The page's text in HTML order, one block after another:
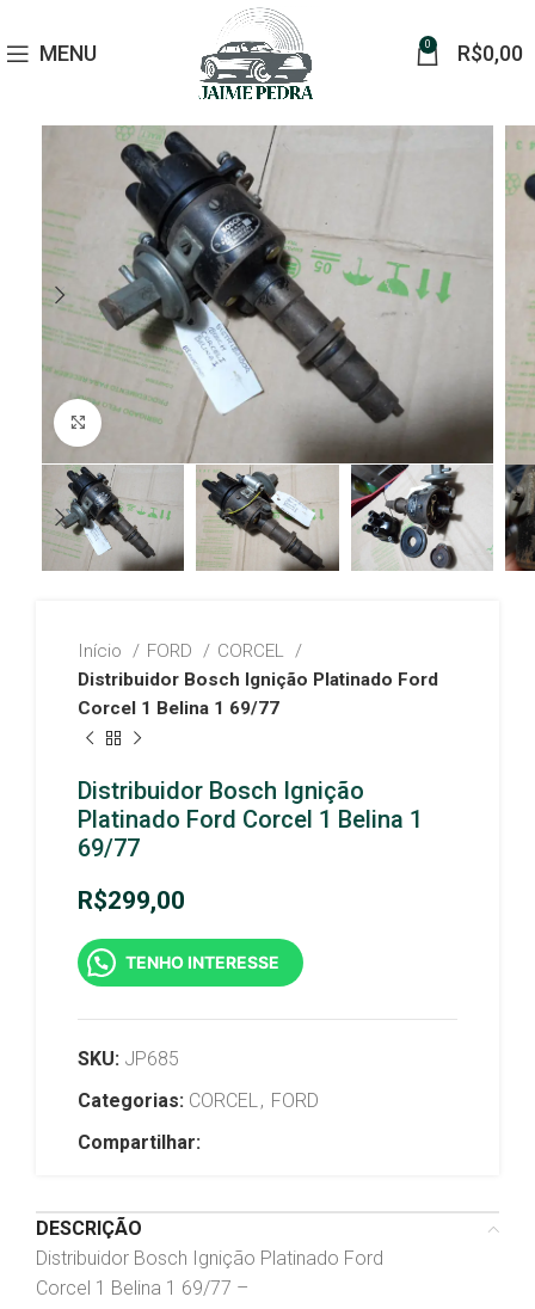
MENU 0 R$0,00
Click to enlarge
Início FORD
CORCEL
Distribuidor Bosch Ignição Platinado Ford
Corcel 1 Belina 1 69/77
Distribuidor Bosch Ignição
Platinado Ford Corcel 1 Belina 1
69/77
R$299,00
TENHO INTERESSE
SKU: JP685
Categorias: CORCEL, FORD
Compartilhar:
DESCRIÇÃO
Distribuidor Bosch Ignição Platinado Ford
Corcel 1 Belina 1 69/77 –